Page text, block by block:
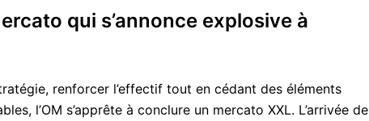
qui s’annonce explosive à
renforcer l’effectif tout en cédant des éléments
l’OM s’apprête à conclure un mercato XXL. L’arrivée de